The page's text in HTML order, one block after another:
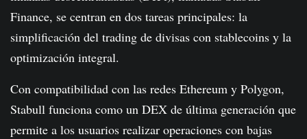
Finance, se centran en dos tareas principales: la
simplificación del trading de divisas con stablecoins y la
optimización integral.
Con compatibilidad con las redes Ethereum y Polygon,
Stabull funciona como un DEX de última generación que
permite a los usuarios realizar operaciones con bajas